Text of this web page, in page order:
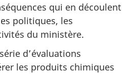
qui en découlent
politiques, les
du ministère.
d’évaluations
les produits chimiques